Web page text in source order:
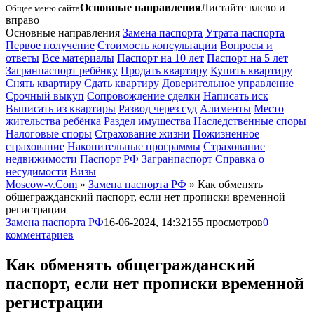
Общее меню сайтаОсновные направленияЛистайте влево и
вправо
Основные направления Замена паспорта Утрата паспорта
Первое получение Стоимость консультации Вопросы и
ответы Все материалы Паспорт на 10 лет Паспорт на 5 лет
Загранпаспорт ребёнку Продать квартиру Купить квартиру
Снять квартиру Сдать квартиру Доверительное управление
Срочный выкуп Сопровождение сделки Написать иск
Выписать из квартиры Развод через суд Алименты Место
жительства ребёнка Раздел имущества Наследственные споры
Налоговые споры Страхование жизни Пожизненное
страхование Накопительные программы Страхование
недвижимости Паспорт РФ Загранпаспорт Справка о
несудимости Визы
Moscow-v.Com » Замена паспорта РФ » Как обменять
общегражданский паспорт, если нет прописки временной
регистрации
Замена паспорта РФ16-06-2024, 14:32155 просмотров0
комментариев
Как обменять общегражданский
паспорт, если нет прописки временной
регистрации